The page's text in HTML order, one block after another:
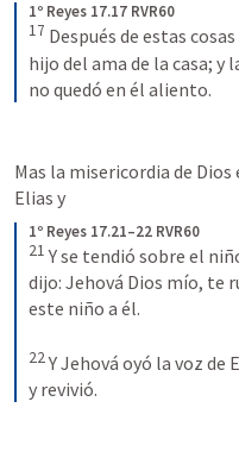
1º Reyes 17.17 RVR60
17 Después de estas
hijo del ama de la casa; y
no quedó en él aliento.
Mas la misericordia de
Elias y
1º Reyes 17.21–22 RVR60
21 Y se tendió sobre el
dijo: Jehová Dios mío, te
este niño a él.
22Y Jehová oyó la voz de
y revivió.